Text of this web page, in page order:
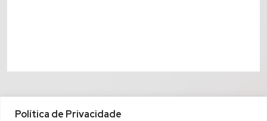
Política de Privacidade